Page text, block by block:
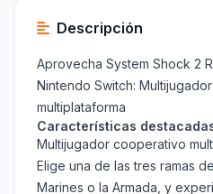
Descripción
Aprovecha System Shock 2
Nintendo Switch:
multiplataforma
Características
Multijugador cooperativo
Elige una de las tres ramas
Marines o la Armada, y